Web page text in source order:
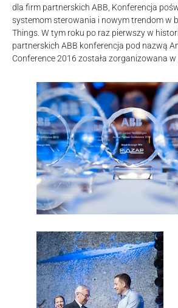
dla firm partnerskich ABB, Konferencja
systemom sterowania i nowym trendom w
Things. W tym roku po raz pierwszy w
partnerskich ABB konferencja pod nazwą
Conference 2016 została zorganizowana w